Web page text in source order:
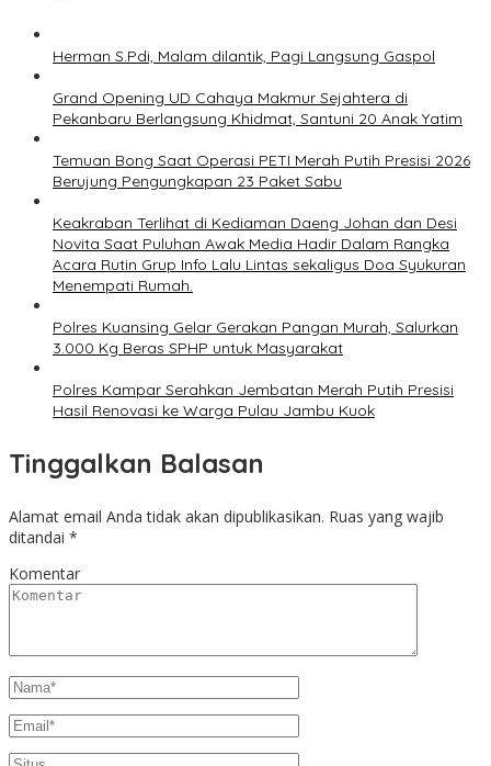
Herman S.Pdi, Malam dilantik, Pagi Langsung Gaspol
Grand Opening UD Cahaya Makmur Sejahtera di
Pekanbaru Berlangsung Khidmat, Santuni 20 Anak Yatim
Temuan Bong Saat Operasi PETI Merah Putih Presisi 2026
Berujung Pengungkapan 23 Paket Sabu
Keakraban Terlihat di Kediaman Daeng Johan dan Desi
Novita Saat Puluhan Awak Media Hadir Dalam Rangka
Acara Rutin Grup Info Lalu Lintas sekaligus Doa Syukuran
Menempati Rumah.
Polres Kuansing Gelar Gerakan Pangan Murah, Salurkan
3.000 Kg Beras SPHP untuk Masyarakat
Polres Kampar Serahkan Jembatan Merah Putih Presisi
Hasil Renovasi ke Warga Pulau Jambu Kuok
Tinggalkan Balasan
Alamat email Anda tidak akan dipublikasikan. Ruas yang wajib
ditandai *
Komentar